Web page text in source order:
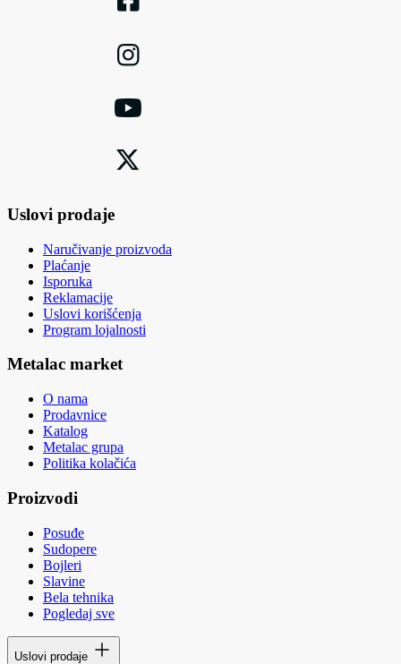
Uslovi prodaje
Naručivanje proizvoda
Plaćanje
Isporuka
Reklamacije
Uslovi korišćenja
Program lojalnosti
Metalac market
O nama
Prodavnice
Katalog
Metalac grupa
Politika kolačića
Proizvodi
Posuđe
Sudopere
Bojleri
Slavine
Bela tehnika
Pogledaj sve
Uslovi prodaje